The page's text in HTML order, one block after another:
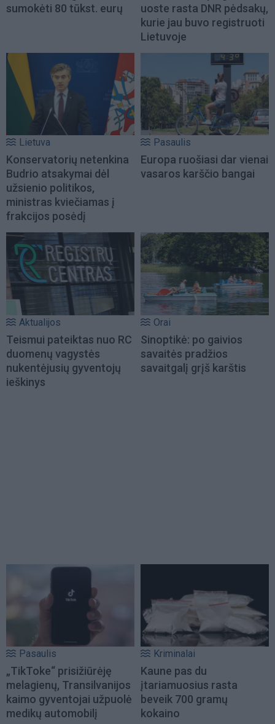
sumokėti 80 tūkst. eurų
uoste rasta DNR pėdsakų,
kurie jau buvo registruoti
Lietuvoje
Lietuva
Konservatorių netenkina
Budrio atsakymai dėl
užsienio politikos,
ministras kviečiamas į
frakcijos posėdį
Pasaulis
Europa ruošiasi dar vienai
vasaros karščio bangai
Aktualijos
Teismui pateiktas nuo RC
duomenų vagystės
nukentėjusių gyventojų
ieškinys
Orai
Sinoptikė: po gaivios
savaitės pradžios
savaitgalį grįš karštis
Pasaulis
„TikToke“ prisižiūrėję
melagienų, Transilvanijos
kaimo gyventojai užpuolė
medikų automobilį
Kriminalai
Kaune pas du
įtariamuosius rasta
beveik 700 gramų
kokaino